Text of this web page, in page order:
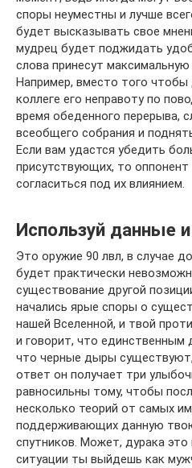
споры неуместны и лучше
будет высказывать свое
мудрец будет поджидать
слова принесут
Например, вместо того
коллеге его неправоту по
время обеденного перерыва,
всеобщего собрания и
Если вам удастся убедить
присутствующих, то
согласиться под их влиянием.
Используй данные
Это оружие 90 лвл, в случае
будет практически
существование другой
начались ярые споры о
нашей Вселенной, и твой
и говорит, что единственным
что черные дыры
ответ он получает три
равносильны тому, чтобы
несколько теорий от самых
поддерживающих данную
спутников. Может, дурака это
ситуации ты выйдешь как